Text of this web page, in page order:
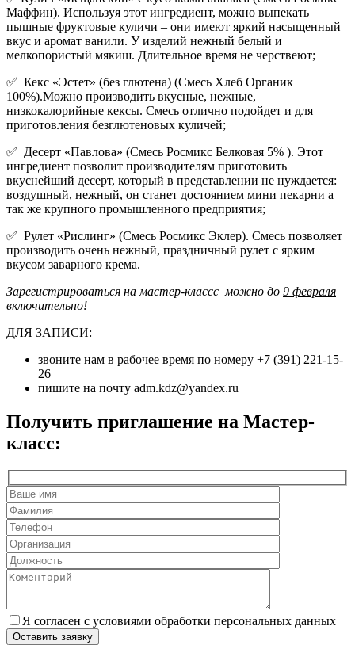
Маффин). Используя этот ингредиент, можно выпекать
пышные фруктовые куличи – они имеют яркий насыщенный
вкус и аромат ванили. У изделий нежный белый и
мелкопористый мякиш. Длительное время не черствеют;
✅ Кекс «Эстет» (без глютена) (Смесь Хлеб Органик
100%).Можно производить вкусные, нежные,
низкокалорийные кексы. Смесь отлично подойдет и для
приготовления безглютеновых куличей;
✅ Десерт «Павлова» (Смесь Росмикс Белковая 5% ). Этот
ингредиент позволит производителям приготовить
вкуснейший десерт, который в представлении не нуждается:
воздушный, нежный, он станет достоянием мини пекарни а
так же крупного промышленного предприятия;
✅ Рулет «Рислинг» (Смесь Росмикс Эклер). Смесь позволяет
производить очень нежный, праздничный рулет с ярким
вкусом заварного крема.
Зарегистрироваться на мастер-классс можно до 9 февраля
включительно!
ДЛЯ ЗАПИСИ:
звоните нам в рабочее время по номеру +7 (391) 221-15-
26
пишите на почту adm.kdz@yandex.ru
Получить приглашение на Мастер-
класс:
Я согласен с условиями обработки персональных данных